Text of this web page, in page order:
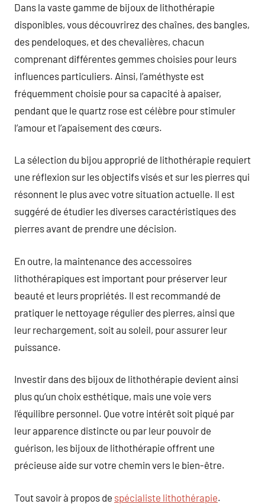
Dans la vaste gamme de bijoux de lithothérapie
disponibles, vous découvrirez des chaînes, des bangles,
des pendeloques, et des chevalières, chacun
comprenant différentes gemmes choisies pour leurs
influences particuliers. Ainsi, l’améthyste est
fréquemment choisie pour sa capacité à apaiser,
pendant que le quartz rose est célèbre pour stimuler
l’amour et l’apaisement des cœurs.
La sélection du bijou approprié de lithothérapie requiert
une réflexion sur les objectifs visés et sur les pierres qui
résonnent le plus avec votre situation actuelle. Il est
suggéré de étudier les diverses caractéristiques des
pierres avant de prendre une décision.
En outre, la maintenance des accessoires
lithothérapiques est important pour préserver leur
beauté et leurs propriétés. Il est recommandé de
pratiquer le nettoyage régulier des pierres, ainsi que
leur rechargement, soit au soleil, pour assurer leur
puissance.
Investir dans des bijoux de lithothérapie devient ainsi
plus qu’un choix esthétique, mais une voie vers
l’équilibre personnel. Que votre intérêt soit piqué par
leur apparence distincte ou par leur pouvoir de
guérison, les bijoux de lithothérapie offrent une
précieuse aide sur votre chemin vers le bien-être.
Tout savoir à propos de spécialiste lithothérapie.